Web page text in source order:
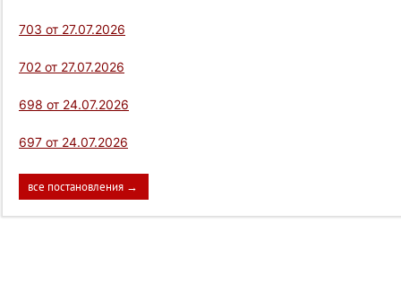
703 от 27.07.2026
702 от 27.07.2026
698 от 24.07.2026
697 от 24.07.2026
все постановления →